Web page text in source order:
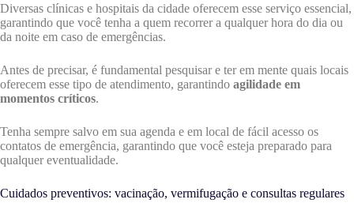
Diversas clínicas e hospitais da cidade oferecem esse serviço essencial,
garantindo que você tenha a quem recorrer a qualquer hora do dia ou
da noite em caso de emergências.
Antes de precisar, é fundamental pesquisar e ter em mente quais locais
oferecem esse tipo de atendimento, garantindo agilidade em
momentos críticos.
Tenha sempre salvo em sua agenda e em local de fácil acesso os
contatos de emergência, garantindo que você esteja preparado para
qualquer eventualidade.
Cuidados preventivos: vacinação, vermifugação e consultas regulares